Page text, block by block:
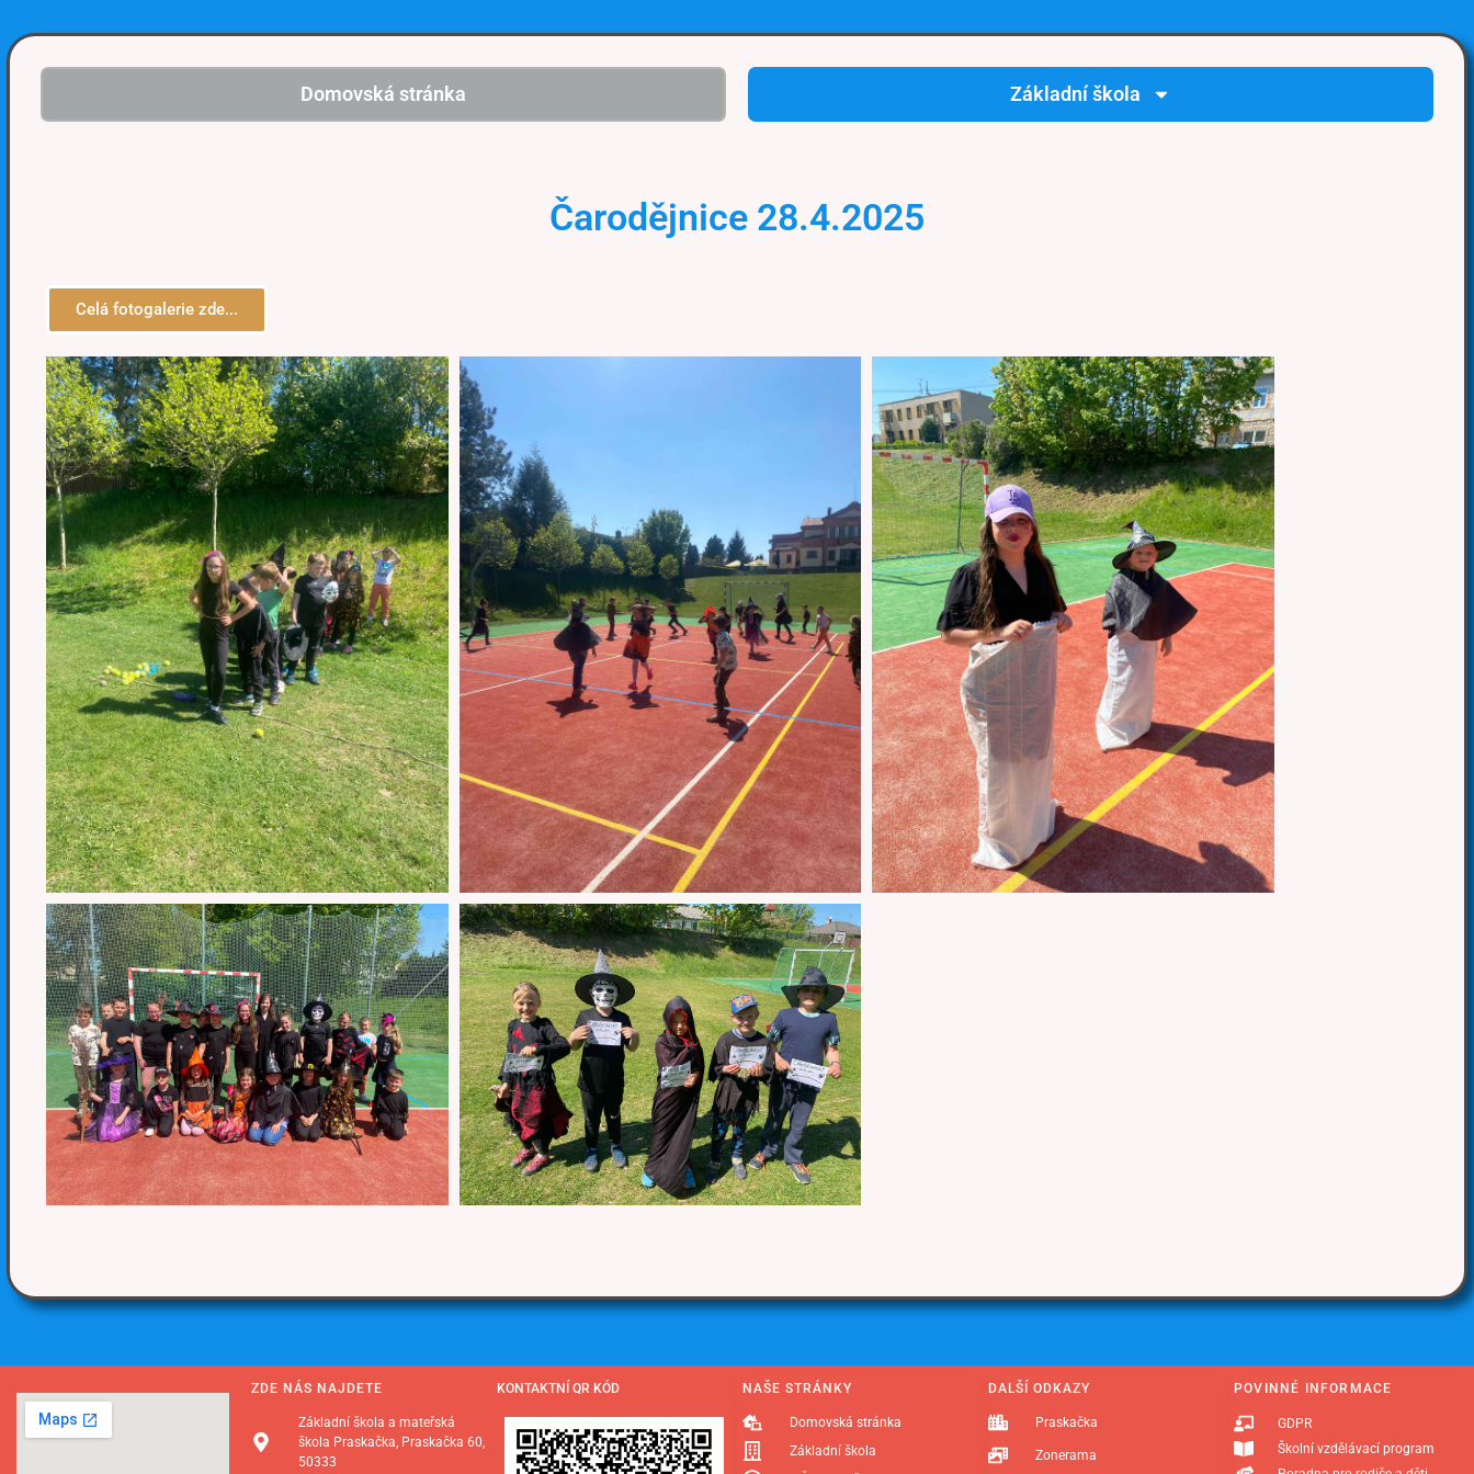
Domovská stránka Základní škola
Čarodějnice 28.4.2025
Celá fotogalerie zde...
ZDE NÁS NAJDETE
Základní škola a mateřská
škola Praskačka, Praskačka 60,
50333
KONTAKTNÍ QR KÓD NAŠE STRÁNKY
Domovská stránka
Základní škola
DALŠÍ ODKAZY
Praskačka
Zonerama
POVINNÉ INFORMACE
GDPR
Školní vzdělávací program